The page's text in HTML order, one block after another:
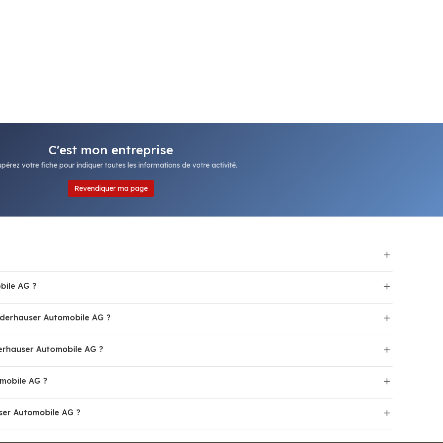
C'est mon entreprise
votre fiche pour indiquer toutes les informations de votre activité.
Revendiquer ma page
AG ?
Automobile AG ?
Automobile AG ?
AG ?
Automobile AG ?